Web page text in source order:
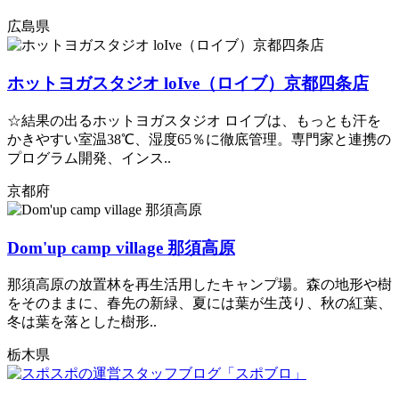
広島県
ホットヨガスタジオ loIve（ロイブ）京都四条店
☆結果の出るホットヨガスタジオ ロイブは、もっとも汗を
かきやすい室温38℃、湿度65％に徹底管理。専門家と連携の
プログラム開発、インス..
京都府
Dom'up camp village 那須高原​
那須高原の放置林を再生活用したキャンプ場。森の地形や樹
をそのままに、春先の新緑、夏には葉が生茂り、秋の紅葉、
冬は葉を落とした樹形..
栃木県